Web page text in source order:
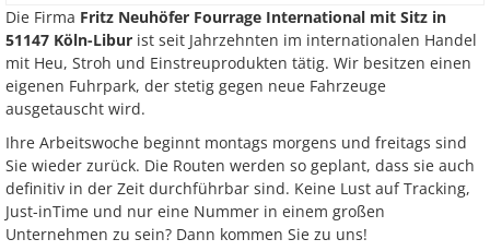
Die Firma Fritz Neuhöfer Fourrage International mit Sitz in
51147 Köln-Libur ist seit Jahrzehnten im internationalen Handel
mit Heu, Stroh und Einstreuprodukten tätig. Wir besitzen einen
eigenen Fuhrpark, der stetig gegen neue Fahrzeuge
ausgetauscht wird.
Ihre Arbeitswoche beginnt montags morgens und freitags sind
Sie wieder zurück. Die Routen werden so geplant, dass sie auch
definitiv in der Zeit durchführbar sind. Keine Lust auf Tracking,
Just-inTime und nur eine Nummer in einem großen
Unternehmen zu sein? Dann kommen Sie zu uns!